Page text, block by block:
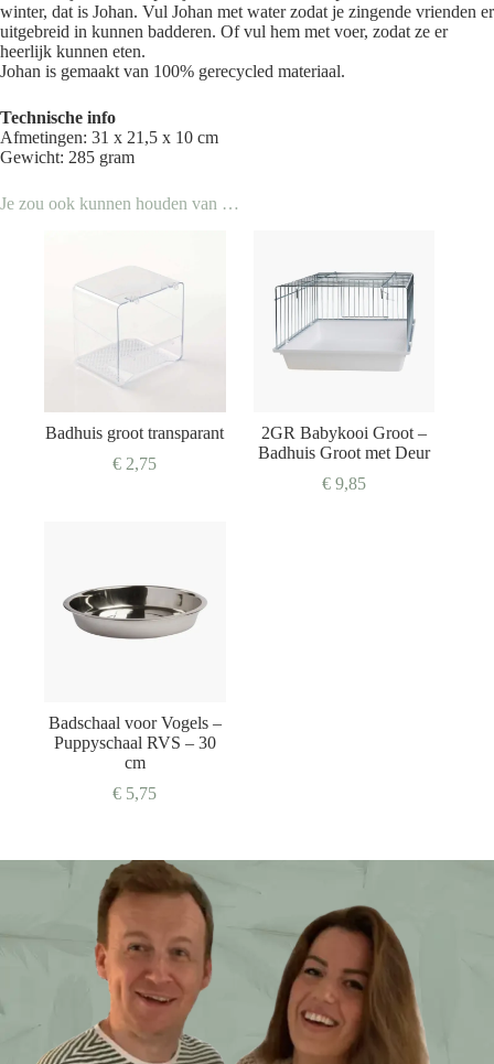
winter, dat is Johan. Vul Johan met water zodat je zingende vrienden er
uitgebreid in kunnen badderen. Of vul hem met voer, zodat ze er
heerlijk kunnen eten.
Johan is gemaakt van 100% gerecycled materiaal.
Technische info
Afmetingen: 31 x 21,5 x 10 cm
Gewicht: 285 gram
Je zou ook kunnen houden van …
Badhuis groot transparant
€ 2,75
2GR Babykooi Groot –
Badhuis Groot met Deur
€9,85
Badschaal voor Vogels –
Puppyschaal RVS – 30
cm
€ 5,75